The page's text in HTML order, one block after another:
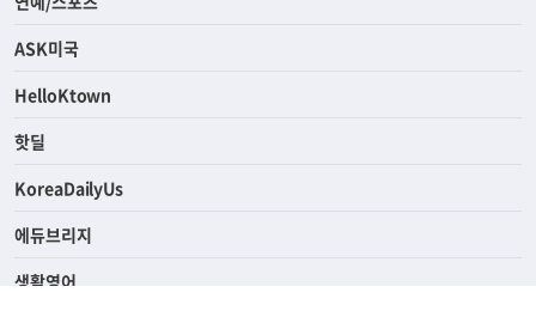
라이프
연예/스포츠
ASK미국
HelloKtown
핫딜
KoreaDailyUs
에듀브리지